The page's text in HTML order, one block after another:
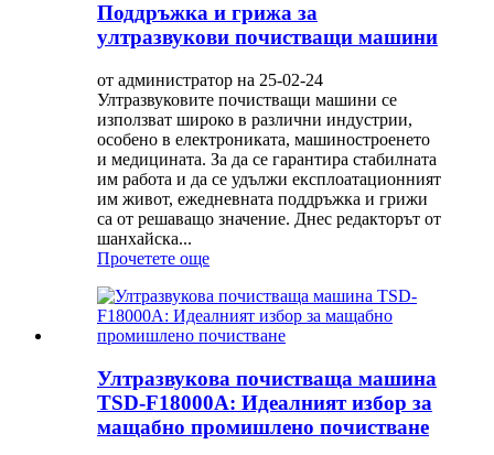
Поддръжка и грижа за
ултразвукови почистващи машини
от администратор на 25-02-24
Ултразвуковите почистващи машини се
използват широко в различни индустрии,
особено в електрониката, машиностроенето
и медицината. За да се гарантира стабилната
им работа и да се удължи експлоатационният
им живот, ежедневната поддръжка и грижи
са от решаващо значение. Днес редакторът от
шанхайска...
Прочетете още
Ултразвукова почистваща машина
TSD-F18000A: Идеалният избор за
мащабно промишлено почистване